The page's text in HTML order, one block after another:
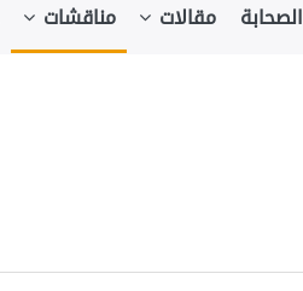
الصحابة مقالات مناقشات